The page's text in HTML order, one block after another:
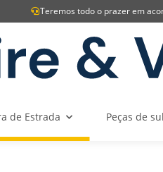
Teremos todo o prazer em
de Estrada Peças de